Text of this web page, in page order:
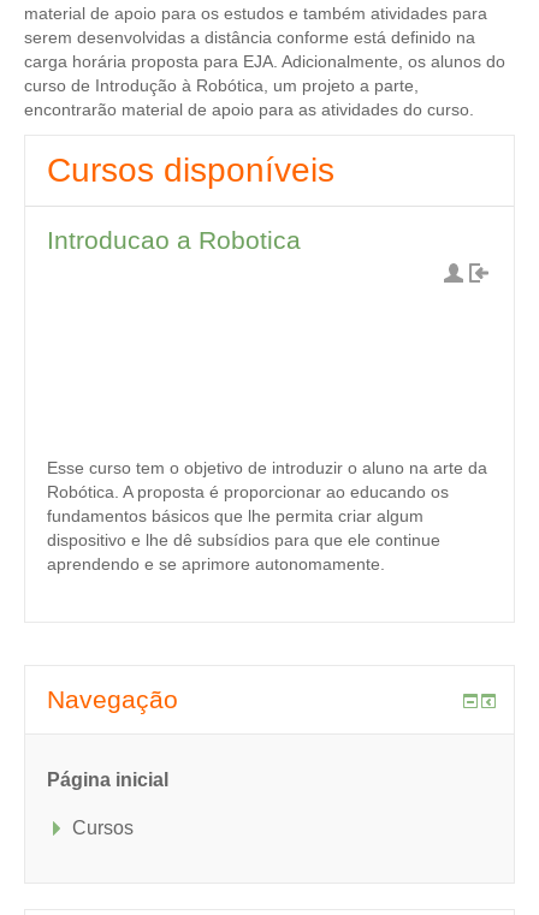
material de apoio para os estudos e também atividades para
serem desenvolvidas a distância conforme está definido na
carga horária proposta para EJA. Adicionalmente, os alunos do
curso de Introdução à Robótica, um projeto a parte,
encontrarão material de apoio para as atividades do curso.
Cursos disponíveis
Introducao a Robotica
Esse curso tem o objetivo de introduzir o aluno na arte da
Robótica. A proposta é proporcionar ao educando os
fundamentos básicos que lhe permita criar algum
dispositivo e lhe dê subsídios para que ele continue
aprendendo e se aprimore autonomamente.
Navegação
Página inicial
Cursos